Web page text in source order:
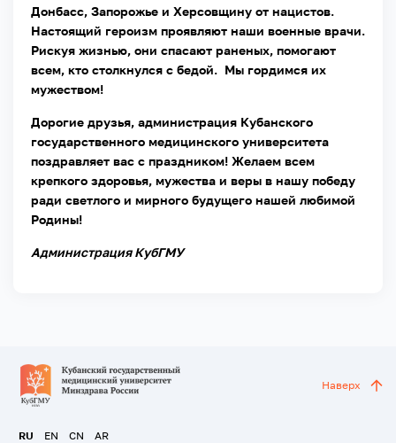
Донбасс, Запорожье и Херсовщину от нацистов.
Настоящий героизм проявляют наши военные врачи.
Рискуя жизнью, они спасают раненых, помогают
всем, кто столкнулся с бедой. Мы гордимся их
мужеством!
Дорогие друзья, администрация Кубанского
государственного медицинского университета
поздравляет вас с праздником! Желаем всем
крепкого здоровья, мужества и веры в нашу победу
ради светлого и мирного будущего нашей любимой
Родины!
Администрация КубГМУ
RU EN CN AR
Наверх